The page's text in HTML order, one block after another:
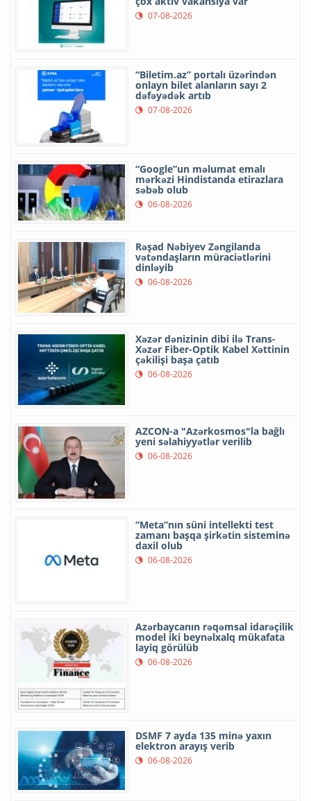
07-08-2026
“Biletim.az” portalı üzərindən
onlayn bilet alanların sayı 2
dəfəyədək artıb
07-08-2026
“Google”un məlumat emalı
mərkəzi Hindistanda etirazlara
səbəb olub
06-08-2026
Rəşad Nəbiyev Zəngilanda
vətəndaşların müraciətlərini
dinləyib
06-08-2026
Xəzər dənizinin dibi ilə Trans-
Xəzər Fiber-Optik Kabel Xəttinin
çəkilişi başa çatıb
06-08-2026
AZCON-a "Azərkosmos"la bağlı
yeni səlahiyyətlər verilib
06-08-2026
“Meta”nın süni intellekti test
zamanı başqa şirkətin sisteminə
daxil olub
06-08-2026
Azərbaycanın rəqəmsal idarəçilik
model iki beynəlxalq mükafata
layiq görülüb
06-08-2026
DSMF 7 ayda 135 minə yaxın
elektron arayış verib
06-08-2026